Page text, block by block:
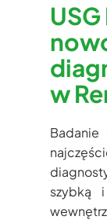
w
szybką